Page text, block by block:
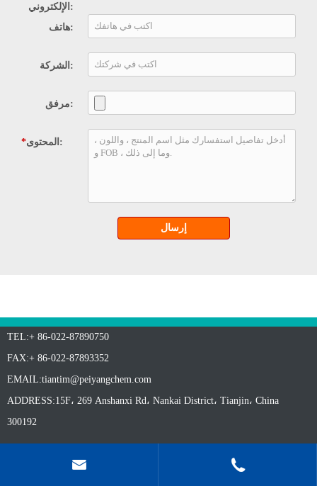
الإلكتروني:
هاتف:
الشركة:
مرفق:
* المحتوى:
إرسال
 
TEL:+ 86-022-87890750
FAX:+ 86-022-87893352
EMAIL:tiantim@peiyangchem.com
ADDRESS:15F، 269 Anshanxi Rd، Nankai District، Tianjin، China
300192